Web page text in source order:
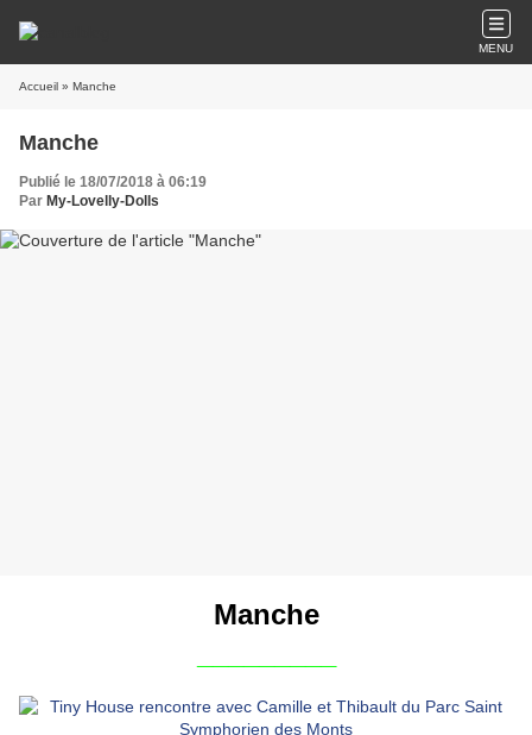
MENU
Accueil » Manche
Manche
Publié le 18/07/2018 à 06:19
Par My-Lovelly-Dolls
Manche